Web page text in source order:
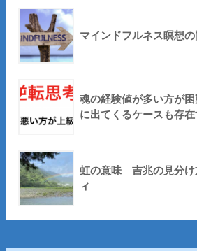
マインドフルネス瞑想の
魂の経験値が多い方が
に出てくるケースも存
虹の意味 吉兆の見分け
ィ